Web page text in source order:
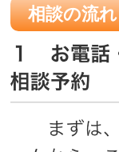
相談の流れ